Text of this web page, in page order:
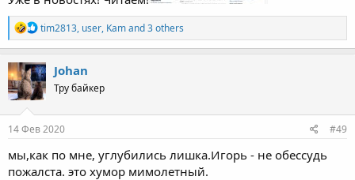
R
e
a
c
t
i
o
n
s
tim2813, user, Kamand 3 others
Johan
Тру байкер
14 Фев 2020 #49
мы,как по мне, углубились лишка.Игорь - не обессудь
пожалста. это хумор мимолетный.